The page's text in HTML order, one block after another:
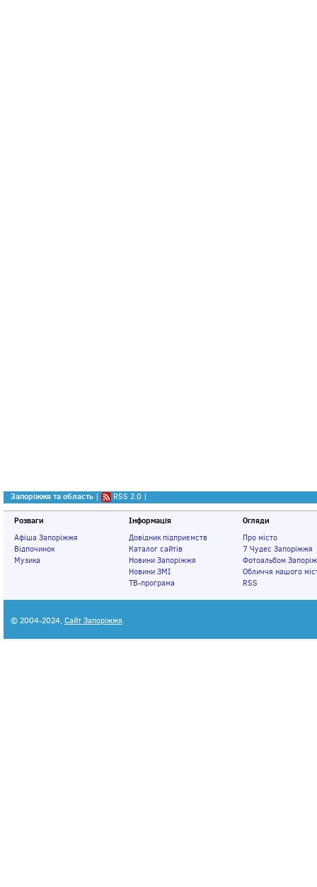
Запоріжжя та область | RSS 2.0 |
Розваги
Афіша Запоріжжя
Відпочинок
Музика
Інформація
Довідник підприємств
Каталог сайтів
Новини Запоріжжя
Новини ЗМІ
ТВ-програма
Огляди
Про місто
7 Чудес Запоріжжя
Фотоальбом
Обличчя нашого
RSS
© 2004-2024, Сайт Запоріжжя.